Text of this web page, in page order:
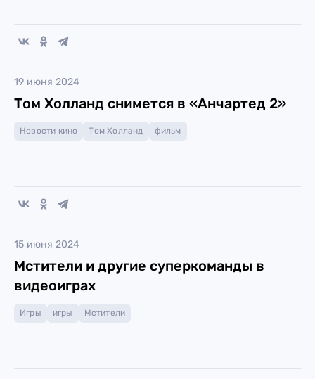
19 июня 2024
Том Холланд снимется в «Анчартед 2»
Новости кино Том Холланд фильм
15 июня 2024
Мстители и другие суперкоманды в
видеоиграх
Игры игры Мстители